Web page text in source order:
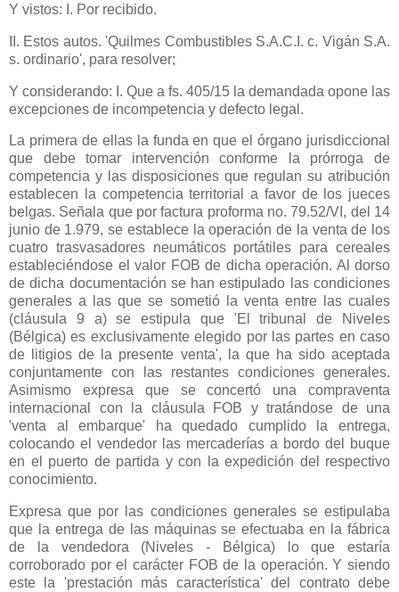
Y vistos: I. Por recibido.
II. Estos autos. 'Quilmes Combustibles S.A.C.I. c. Vigán S.A.
s. ordinario', para resolver;
Y considerando: I. Que a fs. 405/15 la demandada opone las
excepciones de incompetencia y defecto legal.
La primera de ellas la funda en que el órgano jurisdiccional
que debe tomar intervención conforme la prórroga de
competencia y las disposiciones que regulan su atribución
establecen la competencia territorial a favor de los jueces
belgas. Señala que por factura proforma no. 79.52/VI, del 14
junio de 1.979, se establece la operación de la venta de los
cuatro trasvasadores neumáticos portátiles para cereales
estableciéndose el valor FOB de dicha operación. Al dorso
de dicha documentación se han estipulado las condiciones
generales a las que se sometió la venta entre las cuales
(cláusula 9 a) se estipula que 'El tribunal de Niveles
(Bélgica) es exclusivamente elegido por las partes en caso
de litigios de la presente venta', la que ha sido aceptada
conjuntamente con las restantes condiciones generales.
Asimismo expresa que se concertó una compraventa
internacional con la cláusula FOB y tratándose de una
'venta al embarque' ha quedado cumplido la entrega,
colocando el vendedor las mercaderías a bordo del buque
en el puerto de partida y con la expedición del respectivo
conocimiento.
Expresa que por las condiciones generales se estipulaba
que la entrega de las máquinas se efectuaba en la fábrica
de la vendedora (Niveles - Bélgica) lo que estaría
corroborado por el carácter FOB de la operación. Y siendo
este la 'prestación más característica' del contrato debe